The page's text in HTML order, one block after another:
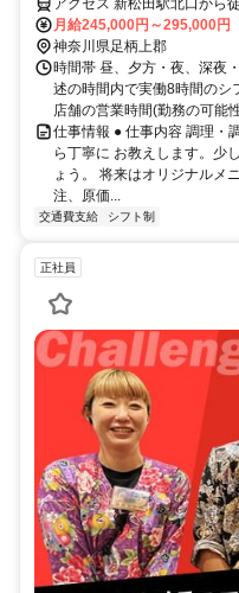
アクセス 新松田駅北口から
月給245,000円～295,000円
神奈川県足柄上郡
時間帯 昼、夕方・夜、深夜
述の時間内で実働8時間の
店舗の営業時間(勤務の可能
仕事情報 ● 仕事内容 調理・
ら丁寧に お教えします。少
ょう。 将来はオリジナルメ
注、原価...
交通費支給 シフト制
正社員